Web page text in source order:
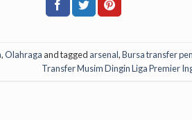
,Olahraga and tagged arsenal,Bursa transfer
Transfer Musim Dingin Liga Premier